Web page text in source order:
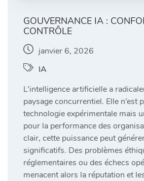
GOUVERNANCE IA :
CONTRÔLE
janvier 6, 2026
IA
L’intelligence artificielle a
paysage concurrentiel. Elle n’est
technologie expérimentale mais
pour la performance des
clair, cette puissance peut
significatifs. Des problèmes
réglementaires ou des échecs
menacent alors la réputation et